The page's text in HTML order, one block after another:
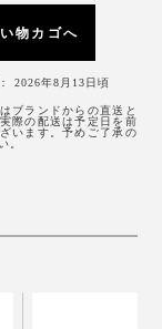
プラスに転じ
いアイテムに
燥機での乾燥
物カゴへ
2026年8月13日頃
ブランドからの直送と
際の配送は予定日を前
います。予めご了承の
。